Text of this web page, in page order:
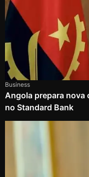
Business
Angola prepara nova
no Standard Bank